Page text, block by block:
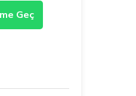
Geç